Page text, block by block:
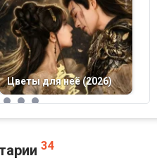
Цветы для неё (2026)
34